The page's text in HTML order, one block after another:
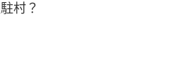
村？